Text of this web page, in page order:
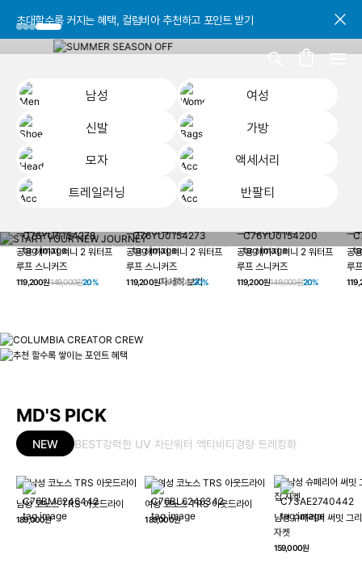
초대할수록 커지는 혜택, 컬럼비아 추천하고 포인트 받기
초대할수록 커지는 혜택, 컬럼비아 추천하고 포인트 받기
초대할수록 커지는 혜택, 컬럼비아 추천하고 포인트 받기
남성
여성
신발
가방
모자
액세서리
트레일러닝
반팔티
START YOUR
헤이지 져니 New 컬러 UP TO 20% OFF
자세히 보기
공용 헤이지 져니 2 워터프
루프 스니커즈
119,200원149,000원20%
공용 헤이지 져니 2 워터프
루프 스니커즈
119,200원149,000원20%
공용 헤이지 져니 2 워터프
루프 스니커즈
119,200원149,000원20%
공
루
MD'S PICK
NEW BEST강력한 UV 차단워터 액티비티경량 트레킹화
남성 코노스 TRS 아웃드라이
189,000원
여성 코노스 TRS 아웃드라이
189,000원
남성 슈페리어 써밋 그
자켓
159,000원